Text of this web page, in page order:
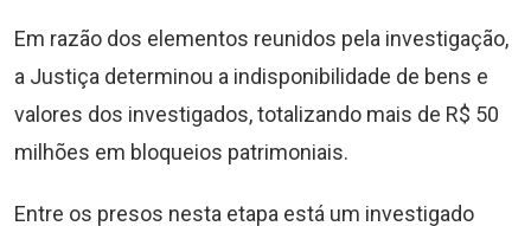
Em razão dos elementos reunidos pela investigação,
a Justiça determinou a indisponibilidade de bens e
valores dos investigados, totalizando mais de R$ 50
milhões em bloqueios patrimoniais.
Entre os presos nesta etapa está um investigado